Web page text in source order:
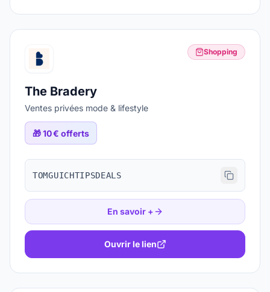
Shopping
The Bradery
Ventes privées mode & lifestyle
🎁10 € offerts
TOMGUICHTIPSDEALS
En savoir +
Ouvrir le lien